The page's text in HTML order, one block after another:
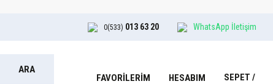
0(533) 013 63 20 WhatsApp İletişim
ARA
FAVORİLERİM HESABIM SEPET